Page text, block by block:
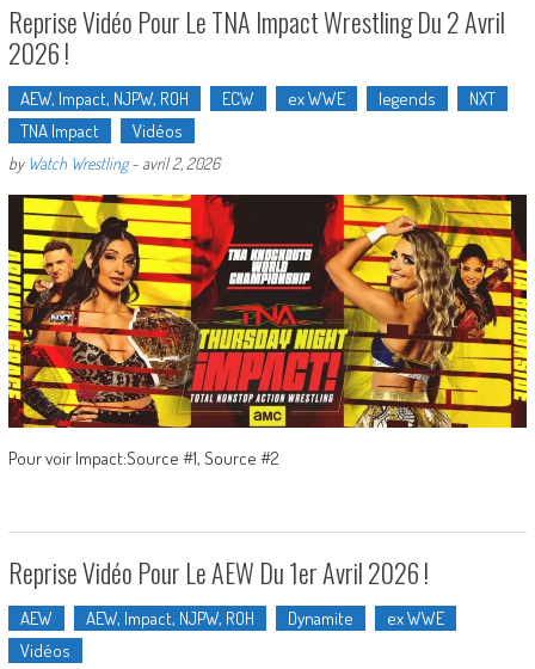
Reprise Vidéo Pour Le TNA Impact Wrestling Du 2 Avril
2026 !
AEW, Impact, NJPW, ROH ECW ex WWE legends
NXT
TNA Impact
Vidéos
by Watch Wrestling- avril 2, 2026
Pour voir Impact:Source #1, Source #2
Reprise Vidéo Pour Le AEW Du 1er Avril 2026 !
AEW AEW, Impact, NJPW, ROH Dynamite
ex WWE
Vidéos